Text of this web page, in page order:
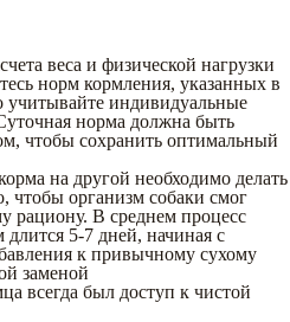
веса и физической нагрузки
норм кормления, указанных в
учитывайте индивидуальные
норма должна быть
чтобы сохранить оптимальный
на другой необходимо делать
чтобы организм собаки смог
рациону. В среднем процесс
5-7 дней, начиная с
к привычному сухому
заменой
всегда был доступ к чистой